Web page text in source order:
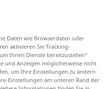
Daten wie Browserdaten oder
aktivieren Sie Tracking-
Ihnen Dienste bereitzustellen“
und Anzeigen möglicherweise nicht
um Ihre Einstellungen zu ändern
Einstellungen am unteren Rand der